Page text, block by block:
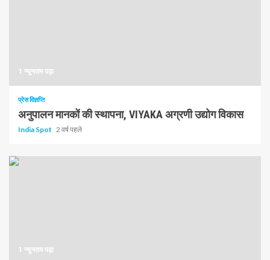
1 न्यूनतम पढ़ा
प्रेस विज्ञप्ति
अनुपालन मानकों की स्थापना, VIYAKA अग्रणी उद्योग विकास
India Spot 2 वर्ष पहले
1 न्यूनतम पढ़ा